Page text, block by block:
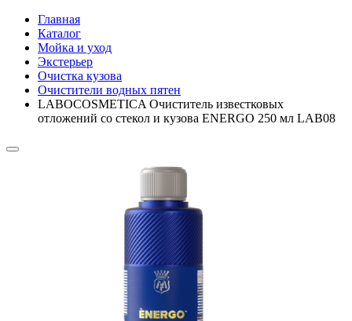
Главная
Каталог
Мойка и уход
Экстерьер
Очистка кузова
Очистители водных пятен
LABOCOSMETICA Очиститель известковых
отложений со стекол и кузова ENERGO 250 мл LAB08